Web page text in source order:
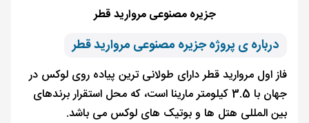
جزیره مصنوعی مروارید قطر
درباره ی پروژه جزیره مصنوعی مروارید قطر
فاز اول مروارید قطر دارای طولانی‌ ترین پیاده ‌روی لوکس در
جهان با 3.5 کیلومتر مارینا است، که محل استقرار برندهای
بین ‌المللی هتل‌ ها و بوتیک‌ های لوکس می باشد.